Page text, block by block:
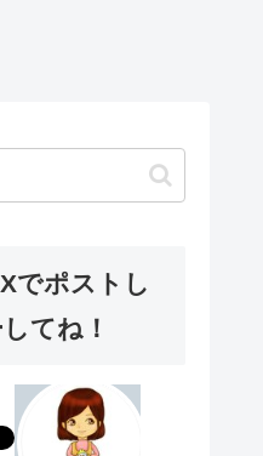
でポストし
てね！